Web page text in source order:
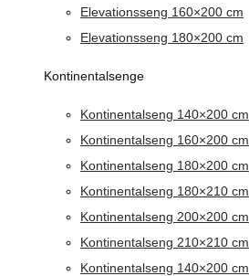
Elevationsseng 160×200 cm
Elevationsseng 180×200 cm
Kontinentalsenge
Kontinentalseng 140×200 cm
Kontinentalseng 160×200 cm
Kontinentalseng 180×200 cm
Kontinentalseng 180×210 cm
Kontinentalseng 200×200 cm
Kontinentalseng 210×210 cm
Kontinentalseng 140×200 cm